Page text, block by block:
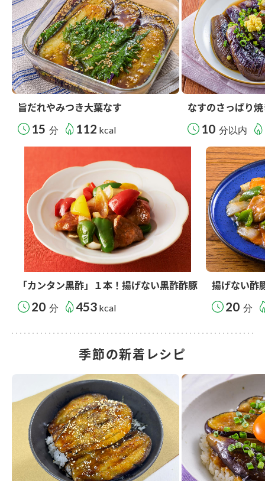
旨だれやみつき大葉なす
15 分 112 kcal
なすのさっぱり
10 分以内
「カンタン黒酢」１本！揚げない黒酢酢豚
20 分 453 kcal
揚げない酢
20 分
季節の新着レシピ